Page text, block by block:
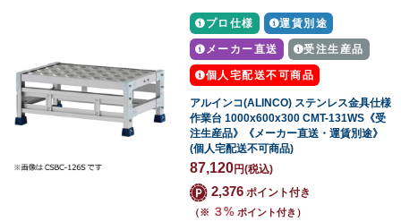
プロ仕様 運賃別途
メーカー直送 受注生産品
個人宅配送不可商品
アルインコ(ALINCO) ステンレス金具仕様
作業台 1000x600x300 CMT-131WS《受
注生産品》《メーカー直送・運賃別途》
(個人宅配送不可商品)
87,120円(税込)
2,376 ポイント付き
（※ ３% ポイント付き）